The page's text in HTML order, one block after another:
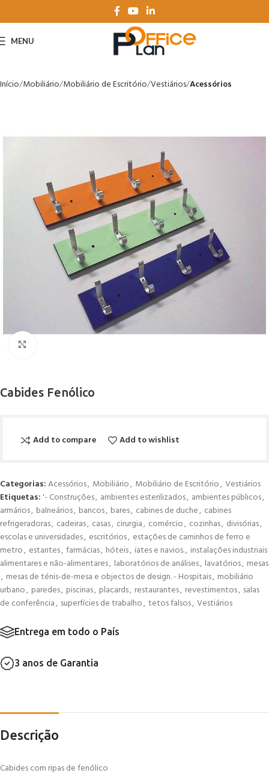
MENU
Início Mobiliário Mobiliário de Escritório Vestiários Acessórios
Cabides Fenólico
Add to compare Add to wishlist
Categorias:Acessórios, Mobiliário, Mobiliário de Escritório, Vestiários
Etiquetas: '- Construções, ambientes esterilizados, ambientes públicos,
armários, balneários, bancos, bares, cabines de duche, cabines
refrigeradoras, cadeiras, casas, cirurgia, comércio, cozinhas, divisórias,
escolas e universidades, escritórios, estações de caminhos de ferro e
metro, estantes, farmácias, hóteis, iates e navios., instalações industriais
alimentares e não-alimentares, laboratórios de análises, lavatórios, mesas
, mesas de ténis-de-mesa e objectos de design. - Hospitais, mobiliário
urbano, paredes, piscinas, placards, restaurantes, revestimentos, salas
de conferência, superfícies de trabalho, tetos falsos, Vestiários
Entrega em todo o País
3 anos de Garantia
Descrição
Cabides com ripas de fenólico